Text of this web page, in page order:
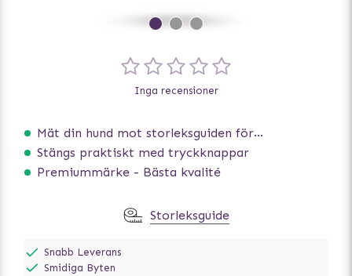
Mät din hund mot storleksguiden för att få rätt storlek
Stängs praktiskt med tryckknappar
Premiummärke - Bästa kvalité
Inga recensioner
Storleksguide
Snabb Leverans
Smidiga Byten